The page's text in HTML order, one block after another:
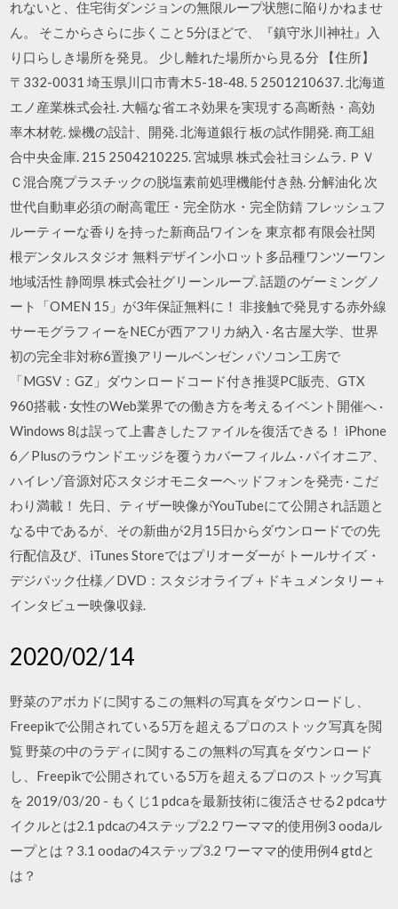
れないと、住宅街ダンジョンの無限ループ状態に陥りかねませ
ん。 そこからさらに歩くこと5分ほどで、『鎮守氷川神社』入
り口らしき場所を発見。 少し離れた場所から見る分 【住所】
〒332-0031 埼玉県川口市青木5-18-48. 5 2501210637. 北海道
エノ産業株式会社. 大幅な省エネ効果を実現する高断熱・高効
率木材乾. 燥機の設計、開発. 北海道銀行 板の試作開発. 商工組
合中央金庫. 215 2504210225. 宮城県 株式会社ヨシムラ. ＰＶ
Ｃ混合廃プラスチックの脱塩素前処理機能付き熱. 分解油化 次
世代自動車必須の耐高電圧・完全防水・完全防錆 フレッシュフ
ルーティーな香りを持った新商品ワインを 東京都 有限会社関
根デンタルスタジオ 無料デザイン小ロット多品種ワンツーワン
地域活性 静岡県 株式会社グリーンループ. 話題のゲーミングノ
ート「OMEN 15」が3年保証無料に！ 非接触で発見する赤外線
サーモグラフィーをNECが西アフリカ納入 · 名古屋大学、世界
初の完全非対称6置換アリールベンゼン パソコン工房で
「MGSV：GZ」ダウンロードコード付き推奨PC販売、GTX
960搭載 · 女性のWeb業界での働き方を考えるイベント開催へ ·
Windows 8は誤って上書きしたファイルを復活できる！ iPhone
6／Plusのラウンドエッジを覆うカバーフィルム · パイオニア、
ハイレゾ音源対応スタジオモニターヘッドフォンを発売 · こだ
わり満載！ 先日、ティザー映像がYouTubeにて公開され話題と
なる中であるが、その新曲が2月15日からダウンロードでの先
行配信及び、iTunes Storeではプリオーダーが トールサイズ・
デジパック仕様／DVD：スタジオライブ＋ドキュメンタリー＋
インタビュー映像収録.
2020/02/14
野菜のアボカドに関するこの無料の写真をダウンロードし、
Freepikで公開されている5万を超えるプロのストック写真を閲
覧 野菜の中のラディに関するこの無料の写真をダウンロード
し、Freepikで公開されている5万を超えるプロのストック写真
を 2019/03/20 - もくじ1 pdcaを最新技術に復活させる2 pdcaサ
イクルとは2.1 pdcaの4ステップ2.2 ワーママ的使用例3 oodaル
ープとは？3.1 oodaの4ステップ3.2 ワーママ的使用例4 gtdと
は？